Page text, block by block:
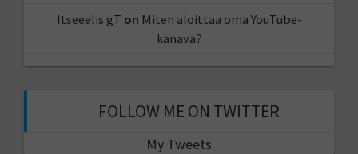
Itseeelis gT on Miten aloittaa oma YouTube-
kanava?
FOLLOW ME ON TWITTER
My Tweets